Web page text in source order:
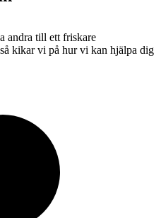
andra till ett friskare
kikar vi på hur vi kan hjälpa dig